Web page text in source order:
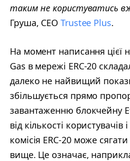
таким не користуватись
Груша, СЕОTrustee Plus.
На момент написання цієї
Gas в мережі ERC-20
далеко не найвищий
збільшується прямо
завантаженню блокчейну
від кількості користувачів
комісія ERC-20 може сягати
вище. Це означає,